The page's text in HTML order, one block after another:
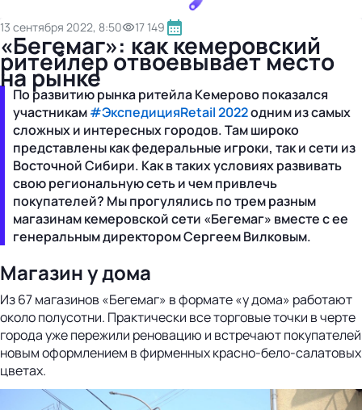
13 сентября 2022, 8:50 17 149
«Бегемаг»: как кемеровский
ритейлер отвоевывает место
на рынке
По развитию рынка ритейла Кемерово показался
участникам#ЭкспедицияRetail 2022одним из самых
сложных и интересных городов. Там широко
представлены как федеральные игроки, так и сети из
Восточной Сибири. Как в таких условиях развивать
свою региональную сеть и чем привлечь
покупателей? Мы прогулялись по трем разным
магазинам кемеровской сети «Бегемаг» вместе с ее
генеральным директором Сергеем Вилковым.
Магазин у дома
Из 67 магазинов «Бегемаг» в формате «у дома» работают
около полусотни. Практически все торговые точки в черте
города уже пережили реновацию и встречают покупателей
новым оформлением в фирменных красно-бело-салатовых
цветах.